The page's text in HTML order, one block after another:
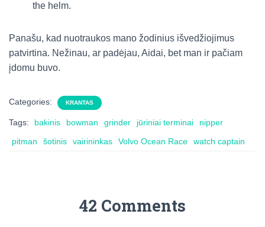
the helm.
Panašu, kad nuotraukos mano žodinius išvedžiojimus
patvirtina. Nežinau, ar padėjau, Aidai, bet man ir pačiam
įdomu buvo.
Categories: KRANTAS
Tags: bakinis bowman grinder jūriniai terminai
nipper
pitman
šotinis vairininkas Volvo Ocean Race watch captain
42 Comments